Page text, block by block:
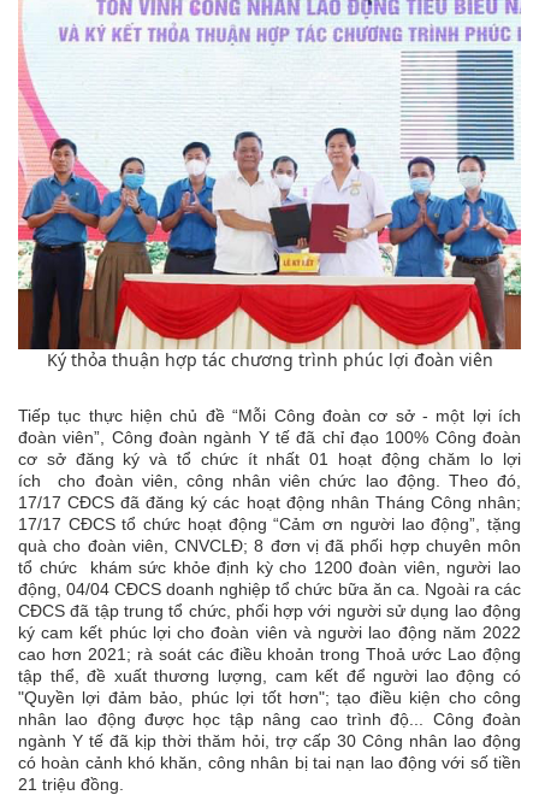
Ký thỏa thuận hợp tác chương trình phúc lợi đoàn viên
Tiếp tục thực hiện chủ đề “Mỗi Công đoàn cơ sở - một lợi ích
đoàn viên”, Công đoàn ngành Y tế đã chỉ đạo 100% Công đoàn
cơ sở đăng ký và tổ chức ít nhất 01 hoạt động chăm lo lợi
ích cho đoàn viên, công nhân viên chức lao động. Theo đó,
17/17 CĐCS đã đăng ký các hoạt động nhân Tháng Công nhân;
17/17 CĐCS tổ chức hoạt động “Cảm ơn người lao động”, tặng
quà cho đoàn viên, CNVCLĐ; 8 đơn vị đã phối hợp chuyên môn
tổ chức khám sức khỏe định kỳ cho 1200 đoàn viên, người lao
động, 04/04 CĐCS doanh nghiệp tổ chức bữa ăn ca. Ngoài ra các
CĐCS đã tập trung tổ chức, phối hợp với người sử dụng lao động
ký cam kết phúc lợi cho đoàn viên và người lao động năm 2022
cao hơn 2021; rà soát các điều khoản trong Thoả ước Lao động
tập thể, đề xuất thương lượng, cam kết để người lao động có
"Quyền lợi đảm bảo, phúc lợi tốt hơn"; tạo điều kiện cho công
nhân lao động được học tập nâng cao trình độ... Công đoàn
ngành Y tế đã kịp thời thăm hỏi, trợ cấp 30 Công nhân lao động
có hoàn cảnh khó khăn, công nhân bị tai nạn lao động với số tiền
21 triệu đồng.